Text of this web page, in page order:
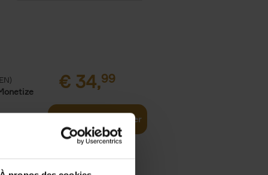
€ 34,99
Ajouter au panier